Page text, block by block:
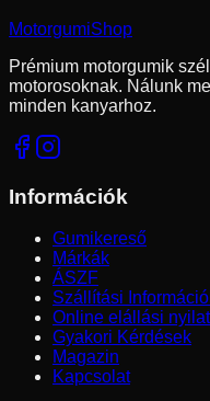
MotorgumiShop
Prémium motorgumik
motorosoknak. Nálunk
minden kanyarhoz.
Információk
Gumikereső
Márkák
ÁSZF
Szállítási
Online elállási
Gyakori Kérdések
Magazin
Kapcsolat